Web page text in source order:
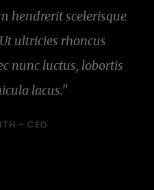
hendrerit scelerisque
ultricies rhoncus
nunc luctus, lobortis
lacus."
- CEO